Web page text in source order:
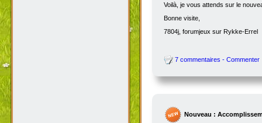
Voilà, je vous attends sur le
Bonne visite,
7804j, forumjeux sur Rykke-Errel
7 commentaires - Commenter
Nouveau :